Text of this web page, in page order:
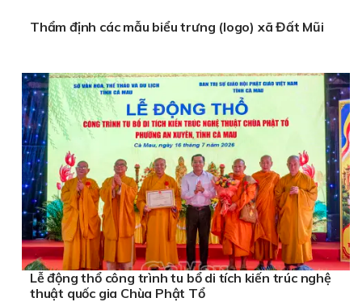
Thẩm định các mẫu biểu trưng (logo) xã Đất Mũi
Lễ động thổ công trình tu bổ di tích kiến trúc nghệ
thuật quốc gia Chùa Phật Tổ